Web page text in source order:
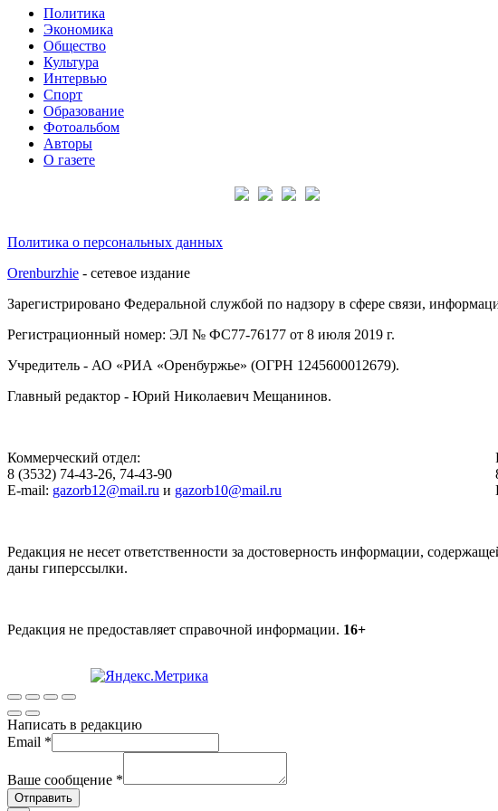
Политика
Экономика
Общество
Культура
Интервью
Спорт
Образование
Фотоальбом
Авторы
О газете
Политика о персональных данных
Orenburzhie - сетевое издание
Зарегистрировано Федеральной службой по надзору в сфере связи,
Регистрационный номер: ЭЛ № ФС77-76177 от 8 июля 2019 г.
Учредитель - АО «РИА «Оренбуржье» (ОГРН 1245600012679).
Главный редактор - Юрий Николаевич Мещанинов.
Коммерческий отдел:
8 (3532) 74-43-26, 74-43-90
E-mail: gazorb12@mail.ru и gazorb10@mail.ru
Редакция не несет ответственности за достоверность информации,
даны гиперссылки.
Редакция не предоставляет справочной информации. 16+
Написать в редакцию
Email *
Ваше сообщение *
Отправить